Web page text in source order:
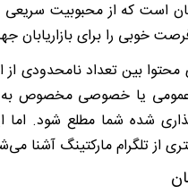
است که از محبوبیت
خوبی را برای بازاریابان
بین تعداد نامحدودی از
عمومی یا خصوصی مخصوص
شده شما مطلع شود. اما
از تلگرام مارکتینگ آشنا